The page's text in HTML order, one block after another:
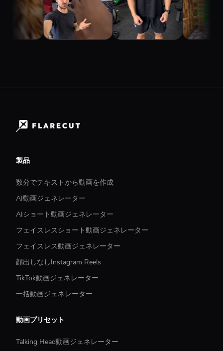
製品
数分でテキストから動画を作成
AI動画ジェネレーター
AIショート動画ジェネレーター
フェイスレスショート動画ジェネレーター
フェイスレス動画ジェネレーター
顔出しなしInstagram Reels
TikTok動画ジェネレーター
一括動画ジェネレーター
動画プリセット
Talking Head動画ジェネレーター